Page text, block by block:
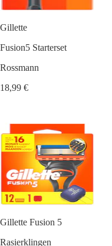
Gillette
Fusion5 Starterset
Rossmann
18,99 €
Gillette Fusion 5
Rasierklingen